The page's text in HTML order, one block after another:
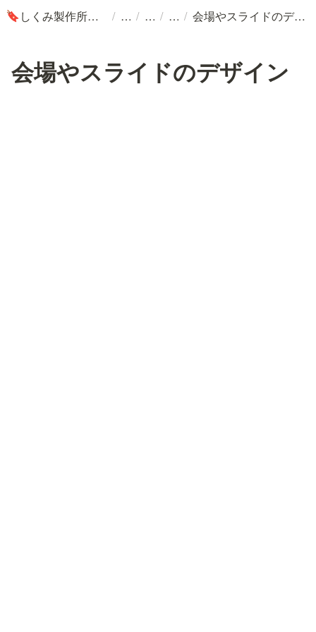
🔖 しくみ製作所ブログ / / / / 会場やスライドのデザイン
会場やスライドのデザイン